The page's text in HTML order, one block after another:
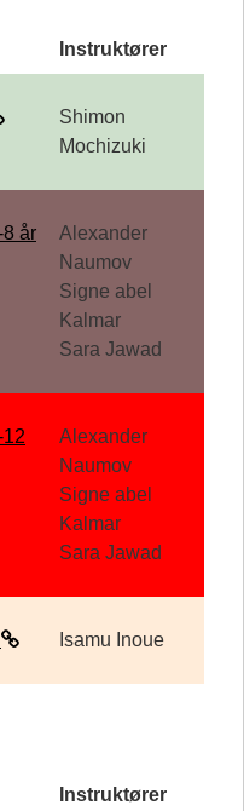
Instruktører
Shimon
Mochizuki
år
Alexander
Naumov
Signe abel
Kalmar
Sara Jawad
Alexander
Naumov
Signe abel
Kalmar
Sara Jawad
Isamu Inoue
Instruktører